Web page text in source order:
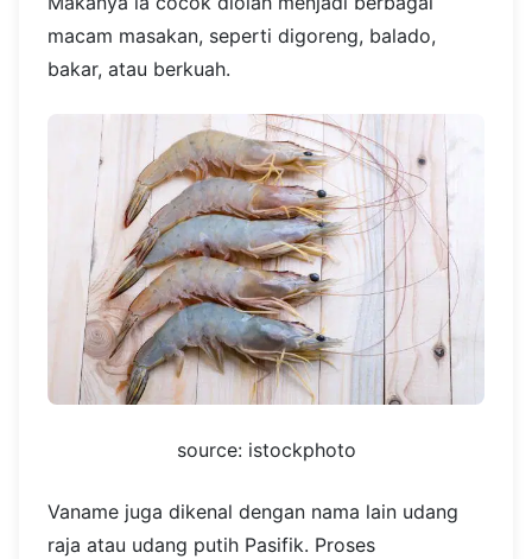
macam masakan, seperti digoreng, balado,
bakar, atau berkuah.
source: istockphoto
Vaname juga dikenal dengan nama lain udang
raja atau udang putih Pasifik. Proses